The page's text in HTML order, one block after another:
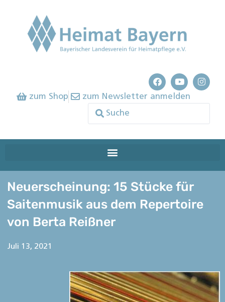
zum Shop zum Newsletter anmelden
Neuerscheinung: 15 Stücke für
Saitenmusik aus dem Repertoire
von Berta Reißner
Juli 13, 2021